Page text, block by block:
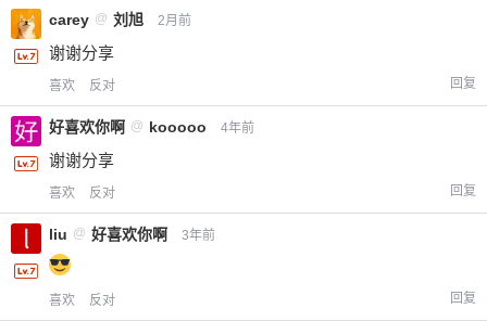
carey @ 刘旭 2月前
谢谢分享
喜欢 反对 回复
好喜欢你啊 @ kooooo 4年前
谢谢分享
喜欢 反对 回复
liu @ 好喜欢你啊 3年前
喜欢 反对 回复